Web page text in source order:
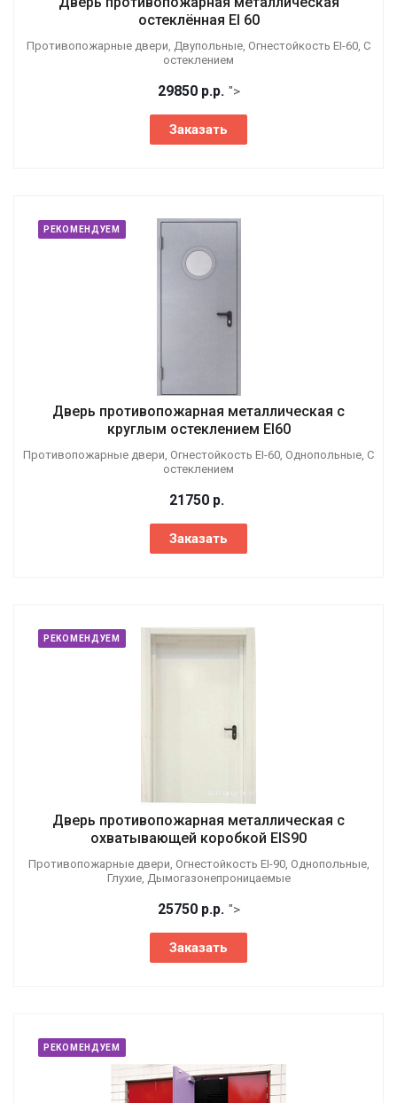
остеклённая EI 60
Противопожарные двери, Двупольные, Огнестойкость EI-60, С
остеклением
29850 р.р. ">
Заказать
РЕКОМЕНДУЕМ
Дверь противопожарная металлическая с
круглым остеклением EI60
Противопожарные двери, Огнестойкость EI-60, Однопольные, С
остеклением
21750 р.
Заказать
РЕКОМЕНДУЕМ
Дверь противопожарная металлическая с
охватывающей коробкой EIS90
Противопожарные двери, Огнестойкость EI-90, Однопольные,
Глухие, Дымогазонепроницаемые
25750 р.р. ">
Заказать
РЕКОМЕНДУЕМ